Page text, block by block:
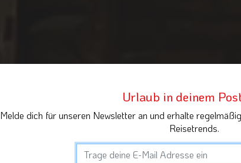
Urlaub in deinem
Melde dich für unseren Newsletter an und erhalte
Reisetrends.